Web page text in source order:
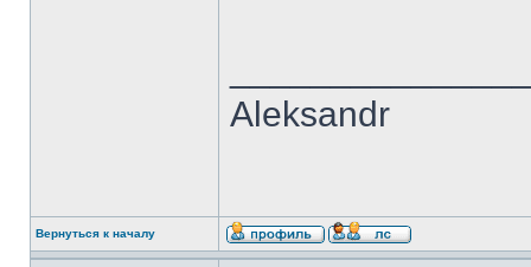
Aleksandr
Вернуться к началу